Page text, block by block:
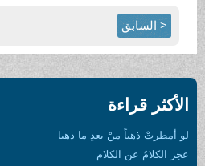
< السابق
الأكثر قراءة
لو أمطرتْ ذهباً منْ بعدِ ما ذهبا
عجز الكلامُ عن الكلام